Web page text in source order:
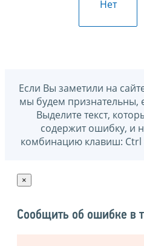
Нет
Если Вы заметили на
мы будем признательны,
Выделите текст,
содержит ошибку, и
комбинацию клавиш:
×
Сообщить об ошибке в